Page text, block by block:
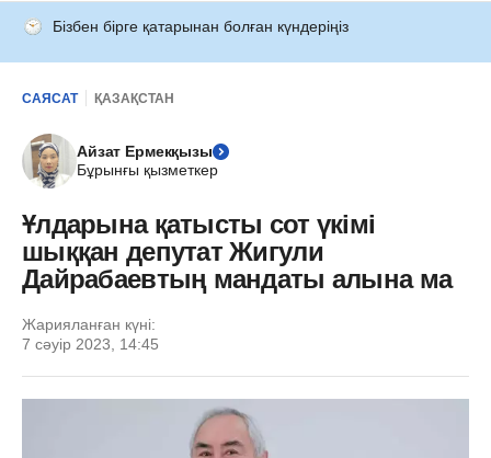
Бізбен бірге қатарынан болған күндеріңіз
САЯСАТ ҚАЗАҚСТАН
Айзат Ермекқызы
Бұрынғы қызметкер
Ұлдарына қатысты сот үкімі
шыққан депутат Жигули
Дайрабаевтың мандаты алына ма
Жарияланған күні:
7 сәуір 2023, 14:45